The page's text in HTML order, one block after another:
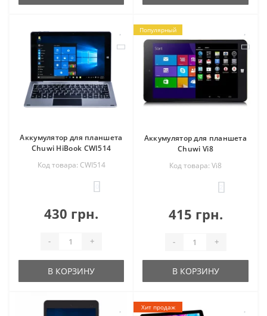
Аккумулятор для планшета
Chuwi HiBook CWI514
Код товара: CWI514
430 грн.
- +
В КОРЗИНУ
Популярный
Аккумулятор для планшета
Chuwi Vi8
Код товара: Vi8
415 грн.
- +
В КОРЗИНУ
Хит продаж